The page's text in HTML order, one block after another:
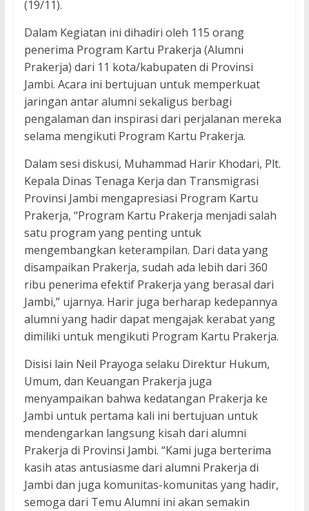
(19/11).
Dalam Kegiatan ini dihadiri oleh 115 orang
penerima Program Kartu Prakerja (Alumni
Prakerja) dari 11 kota/kabupaten di Provinsi
Jambi. Acara ini bertujuan untuk memperkuat
jaringan antar alumni sekaligus berbagi
pengalaman dan inspirasi dari perjalanan mereka
selama mengikuti Program Kartu Prakerja.
Dalam sesi diskusi, Muhammad Harir Khodari, Plt.
Kepala Dinas Tenaga Kerja dan Transmigrasi
Provinsi Jambi mengapresiasi Program Kartu
Prakerja, “Program Kartu Prakerja menjadi salah
satu program yang penting untuk
mengembangkan keterampilan. Dari data yang
disampaikan Prakerja, sudah ada lebih dari 360
ribu penerima efektif Prakerja yang berasal dari
Jambi,” ujarnya. Harir juga berharap kedepannya
alumni yang hadir dapat mengajak kerabat yang
dimiliki untuk mengikuti Program Kartu Prakerja.
Disisi lain Neil Prayoga selaku Direktur Hukum,
Umum, dan Keuangan Prakerja juga
menyampaikan bahwa kedatangan Prakerja ke
Jambi untuk pertama kali ini bertujuan untuk
mendengarkan langsung kisah dari alumni
Prakerja di Provinsi Jambi. “Kami juga berterima
kasih atas antusiasme dari alumni Prakerja di
Jambi dan juga komunitas-komunitas yang hadir,
semoga dari Temu Alumni ini akan semakin